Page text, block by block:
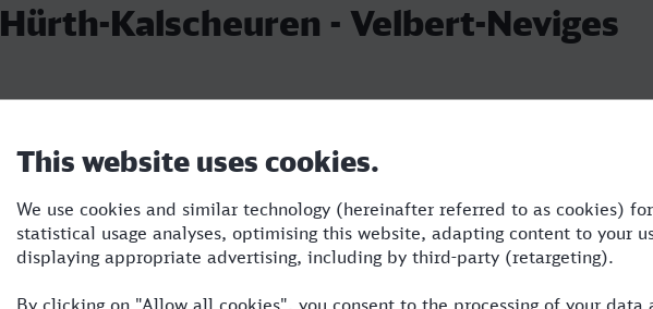
Hürth-Kalscheuren - Velbert-Neviges
Velbert-Neviges
15.08.26
08:14
1:25 S,ICE,NX,TR